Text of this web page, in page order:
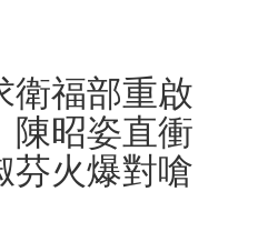
衛福部重啟
昭姿直衝
芬火爆對嗆